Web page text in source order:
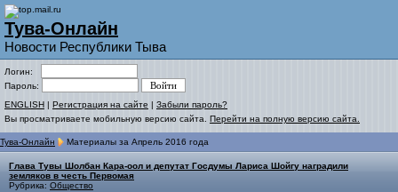
Тува-Онлайн
Новости Республики Тыва
Логин:
Пароль:
ENGLISH | Регистрация на сайте | Забыли пароль?
Вы просматриваете мобильную версию сайта. Перейти на полную версию сайта.
Тува-Онлайн Материалы за Апрель 2016 года
Глава Тувы Шолбан Кара-оол и депутат Госдумы Лариса Шойгу наградили
земляков в честь Первомая
Рубрика: Общество